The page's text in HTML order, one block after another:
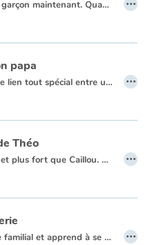
Caillou est un grand garçon maintenant. Quand sa sœur Rosie va au lit, il peut rester avant Maman et Papa. Mais, quand les jeux et histoires sont finis, quand ses parents sortent de sa chambre et ferment la porte, Caillou se sent très vulnérable tout seul dans le noir.
en français :
papa
Un livre qui célèbre le lien tout spécial entre un enfant et son papa. Caillou grandit et cherche de plus en plus à ressembler à son papa. Quand il sera plus grand, lui aussi voudra être un papa !
anglais :
…
Théo
Théo est plus grand et plus fort que Caillou. Parfois, il utilise la force pour obtenir ce qu'il veut.
en anglais :
…
Caillou sort du cercle familial et apprend à se sociabiliser.
…